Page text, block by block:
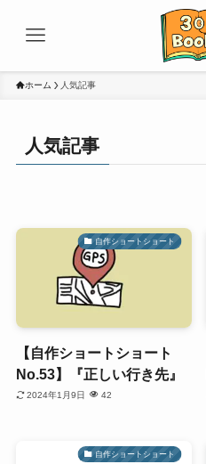
ホーム 人気記事
人気記事
自作ショートショート
【自作ショートショート
No.53】『正しい行き先』
2024年1月9日 42
自作ショートショート